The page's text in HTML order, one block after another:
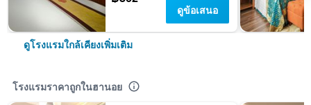
ดูข้อเสนอ
ดูโรงแรมใกล้เคียงเพิ่มเติม
โรงแรมราคาถูกในฮานอย